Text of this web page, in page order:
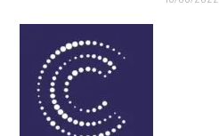
GABBA GABBA HEY !
LES LABELS
INDÉPENDANTS